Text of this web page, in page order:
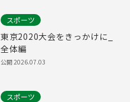
スポーツ
東京2020大会をきっかけに_
全体編
公開2026.07.03
スポーツ